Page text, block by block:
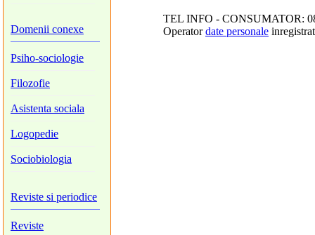
Domenii conexe
Psiho-sociologie
Filozofie
Asistenta sociala
Logopedie
Sociobiologia
Reviste si periodice
Reviste
TEL INFO - CONSUMATOR:
Operatordate personale